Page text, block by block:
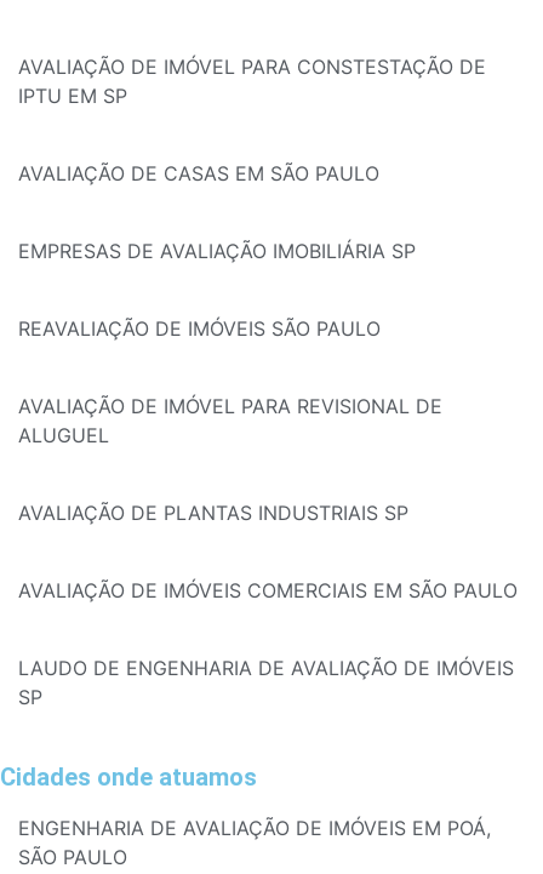
AVALIAÇÃO DE IMÓVEL PARA CONSTESTAÇÃO DE
IPTU EM SP
AVALIAÇÃO DE CASAS EM SÃO PAULO
EMPRESAS DE AVALIAÇÃO IMOBILIÁRIA SP
REAVALIAÇÃO DE IMÓVEIS SÃO PAULO
AVALIAÇÃO DE IMÓVEL PARA REVISIONAL DE
ALUGUEL
AVALIAÇÃO DE PLANTAS INDUSTRIAIS SP
AVALIAÇÃO DE IMÓVEIS COMERCIAIS EM SÃO PAULO
LAUDO DE ENGENHARIA DE AVALIAÇÃO DE IMÓVEIS
SP
Cidades onde atuamos
ENGENHARIA DE AVALIAÇÃO DE IMÓVEIS EM POÁ,
SÃO PAULO